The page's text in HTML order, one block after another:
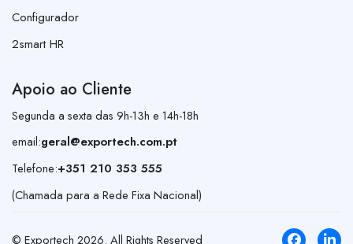
Configurador
2smart HR
Apoio ao Cliente
Segunda a sexta das 9h-13h e 14h-18h
email:geral@exportech.com.pt
Telefone:+351 210 353 555
(Chamada para a Rede Fixa Nacional)
© Exportech 2026. All Rights Reserved